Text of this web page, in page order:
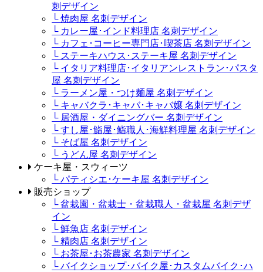
刺デザイン
└ 焼肉屋 名刺デザイン
└ カレー屋･インド料理店 名刺デザイン
└ カフェ･コーヒー専門店･喫茶店 名刺デザイン
└ ステーキハウス･ステーキ屋 名刺デザイン
└ イタリア料理店･イタリアンレストラン･パスタ
屋 名刺デザイン
└ ラーメン屋・つけ麺屋 名刺デザイン
└ キャバクラ･キャバ･キャバ嬢 名刺デザイン
└ 居酒屋・ダイニングバー 名刺デザイン
└ すし屋･鮨屋･鮨職人･海鮮料理屋 名刺デザイン
└ そば屋 名刺デザイン
└ うどん屋 名刺デザイン
ケーキ屋・スウィーツ
└ パティシエ･ケーキ屋 名刺デザイン
販売ショップ
└ 盆栽園・盆栽士・盆栽職人・盆栽屋 名刺デザ
イン
└ 鮮魚店 名刺デザイン
└ 精肉店 名刺デザイン
└ お茶屋･お茶農家 名刺デザイン
└ バイクショップ･バイク屋･カスタムバイク･ハ